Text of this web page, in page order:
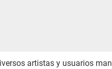
artistas y usuarios